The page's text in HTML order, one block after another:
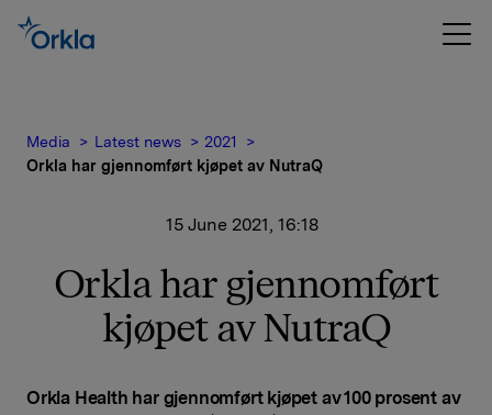
Media Latest news
2021
Orkla har gjennomført kjøpet av NutraQ
15 June 2021, 16:18
Orkla har gjennomført
kjøpet av NutraQ
Orkla Health har gjennomført kjøpet av 100 prosent av